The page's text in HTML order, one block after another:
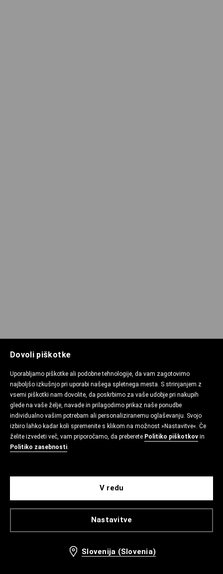
Dovoli piškotke
Uporabljamo piškotke ali podobne tehnologije, da vam zagotovimo
najboljšo izkušnjo pri uporabi našega spletnega mesta. S strinjanjem z
vsemi piškotki nam dovolite, da poskrbimo za vaše udobje pri nakupih
glede na vaše želje, navade in prilagodimo prikaz naše ponudbe
individualno vašim potrebam ali personaliziranemu oglaševanju. Svojo
izbiro lahko kadar koli spremenite s klikom na možnost »Nastavitve«. Če
želite izvedeti več, vam priporočamo, da preberete Politiko piškotkov in
Politiko zasebnosti.
Nastavitve
V redu
Slovenija (Slovenia)